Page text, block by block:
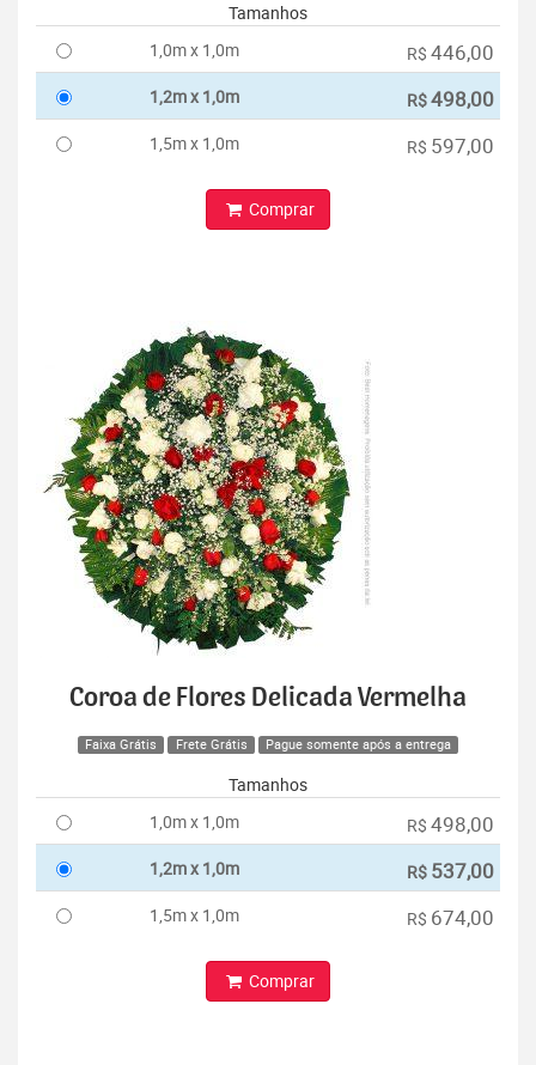
Tamanhos
1,0m x 1,0m
R$ 446,00
1,2m x 1,0m R$498,00
1,5m x 1,0m R$ 597,00
Comprar
Coroa de Flores Delicada Vermelha
Faixa Grátis Frete Grátis Pague somente após a entrega
Tamanhos
1,0m x 1,0m
R$ 498,00
1,2m x 1,0m R$ 537,00
1,5m x 1,0m R$ 674,00
Comprar